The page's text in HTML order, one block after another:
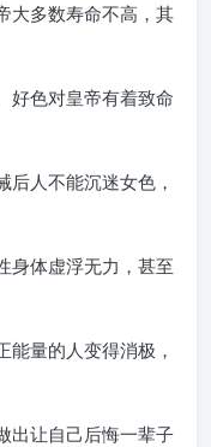
大多数寿命不高，其
好色对皇帝有着致命
人不能沉迷女色，
身体虚浮无力，甚至
能量的人变得消极，
出让自己后悔一辈子